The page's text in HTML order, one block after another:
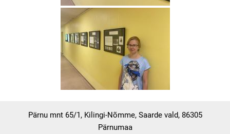
Pärnu mnt 65/1, Kilingi-Nõmme, Saarde vald, 86305
Pärnumaa